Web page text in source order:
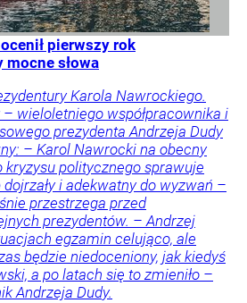
pierwszy rok
mocne słowa
Karola Nawrockiego.
wieloletniego współpracownika i
prezydenta Andrzeja Dudy
– Karol Nawrocki na obecny
politycznego sprawuje
i adekwatny do wyzwań –
przestrzega przed
prezydentów. – Andrzej
egzamin celująco, ale
będzie niedoceniony, jak kiedyś
a po latach się to zmieniło –
Andrzeja Dudy.